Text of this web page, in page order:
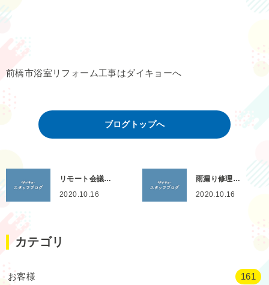
前橋市浴室リフォーム工事はダイキョーへ
ブログトップへ
リモート会議…
2020.10.16
雨漏り修理…
2020.10.16
カテゴリ
お客様 161